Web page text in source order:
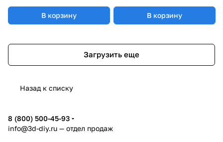
В корзину В корзину
Загрузить еще
Назад к списку
8 (800) 500-45-93
info@3d-diy.ru — отдел продаж